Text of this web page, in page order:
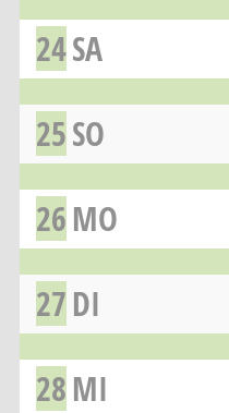
24SA
25SO
26MO
27DI
28MI